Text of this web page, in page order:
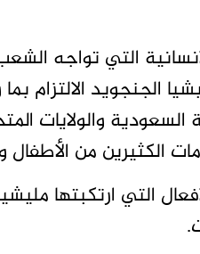
التي تواجه
الجنجويد
السعودية والولايات
الكثيرين من الأطفال
التي ارتكبتها